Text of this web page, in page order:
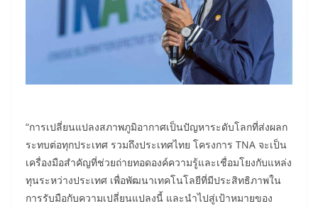
“การเปลี่ยนแปลงสภาพภูมิอากาศเป็นปัญหาระดับโลกที่ส่งผลก
ระทบต่อทุกประเทศ รวมถึงประเทศไทย โครงการ TNA จะเป็น
เครื่องมือสำคัญที่ช่วยถ่ายทอดองค์ความรู้และเชื่อมโยงกับแหล่ง
ทุนระหว่างประเทศ เพื่อพัฒนาเทคโนโลยีที่มีประสิทธิภาพใน
การรับมือกับความเปลี่ยนแปลงนี้ และนำไปสู่เป้าหมายของ